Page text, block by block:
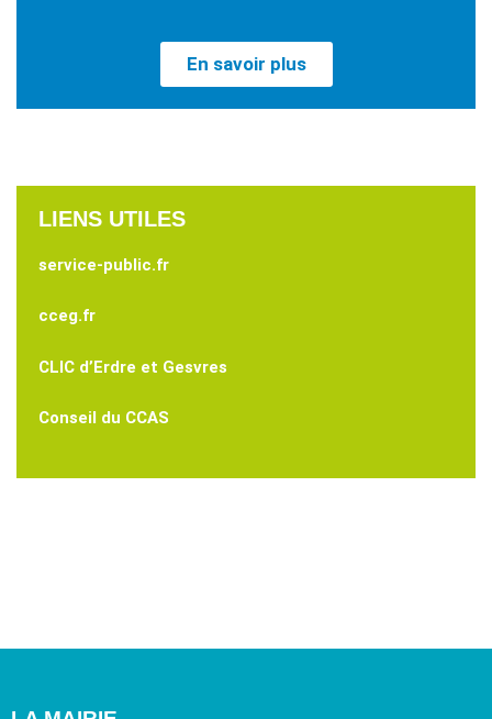
En savoir plus
LIENS UTILES
service-public.fr
cceg.fr
CLIC d’Erdre et Gesvres
Conseil du CCAS